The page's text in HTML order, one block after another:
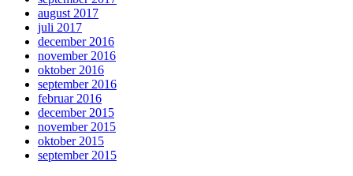
august 2017
juli 2017
december 2016
november 2016
oktober 2016
september 2016
februar 2016
december 2015
november 2015
oktober 2015
september 2015